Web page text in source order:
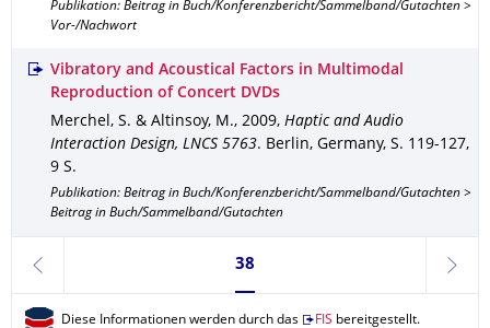
Publikation: Beitrag in Buch/Konferenzbericht/Sammelband/Gutachten >
Vor-/Nachwort
Vibratory and Acoustical Factors in Multimodal
Reproduction of Concert DVDs
Merchel, S. & Altinsoy, M., 2009, Haptic and Audio
Interaction Design, LNCS 5763. Berlin, Germany, S. 119-127,
9 S.
Publikation: Beitrag in Buch/Konferenzbericht/Sammelband/Gutachten >
Beitrag in Buch/Sammelband/Gutachten
zurück
Seite 38, aktuell ausgewählt
38
weiter
Diese Informationen werden durch das FIS bereitgestellt.